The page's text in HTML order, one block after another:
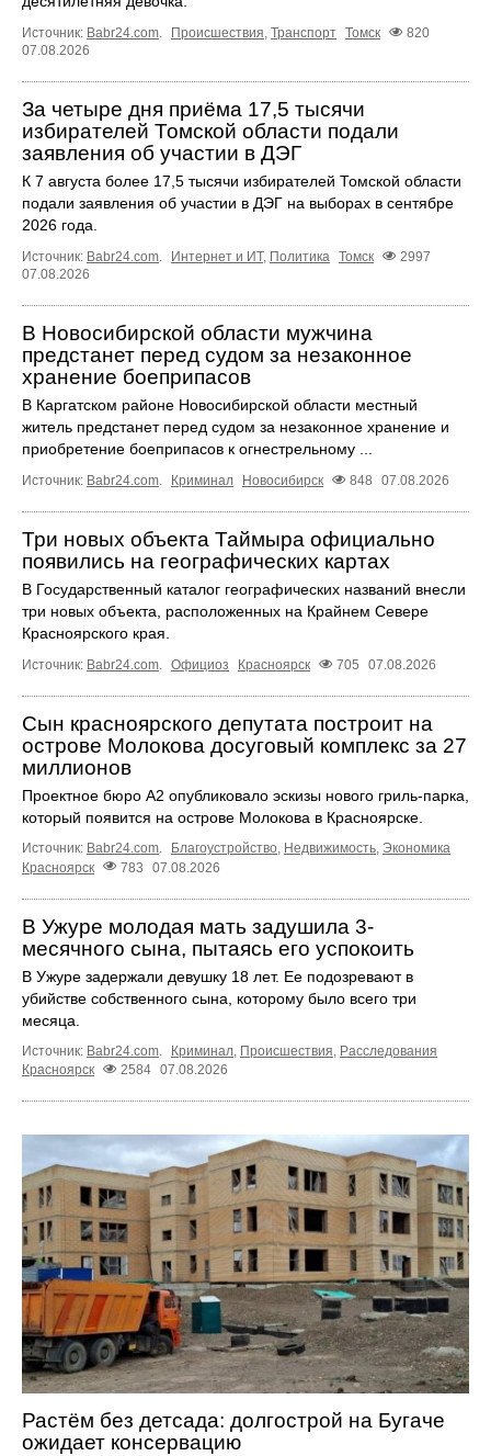
Источник: Babr24.com. Происшествия, Транспорт Томск
820
07.08.2026
За четыре дня приёма 17,5 тысячи
избирателей Томской области подали
заявления об участии в ДЭГ
К 7 августа более 17,5 тысячи избирателей Томской области
подали заявления об участии в ДЭГ на выборах в сентябре
2026 года.
Источник: Babr24.com. Интернет и ИТ, Политика Томск
2997
07.08.2026
В Новосибирской области мужчина
предстанет перед судом за незаконное
хранение боеприпасов
В Каргатском районе Новосибирской области местный
житель предстанет перед судом за незаконное хранение и
приобретение боеприпасов к огнестрельному ...
Источник: Babr24.com. Криминал Новосибирск 848 07.08.2026
Три новых объекта Таймыра официально
появились на географических картах
В Государственный каталог географических названий внесли
три новых объекта, расположенных на Крайнем Севере
Красноярского края.
Источник: Babr24.com. Официоз Красноярск 705 07.08.2026
Сын красноярского депутата построит на
острове Молокова досуговый комплекс за 27
миллионов
Проектное бюро А2 опубликовало эскизы нового гриль-парка,
который появится на острове Молокова в Красноярске.
Источник: Babr24.com. Благоустройство, Недвижимость, Экономика
Красноярск
783 07.08.2026
В Ужуре молодая мать задушила 3-
месячного сына, пытаясь его успокоить
В Ужуре задержали девушку 18 лет. Ее подозревают в
убийстве собственного сына, которому было всего три
месяца.
Источник: Babr24.com Криминал Происшествия Расследования
Красноярск
2584 07.08.2026
Растём без детсада: долгострой на Бугаче
ожидает консервацию